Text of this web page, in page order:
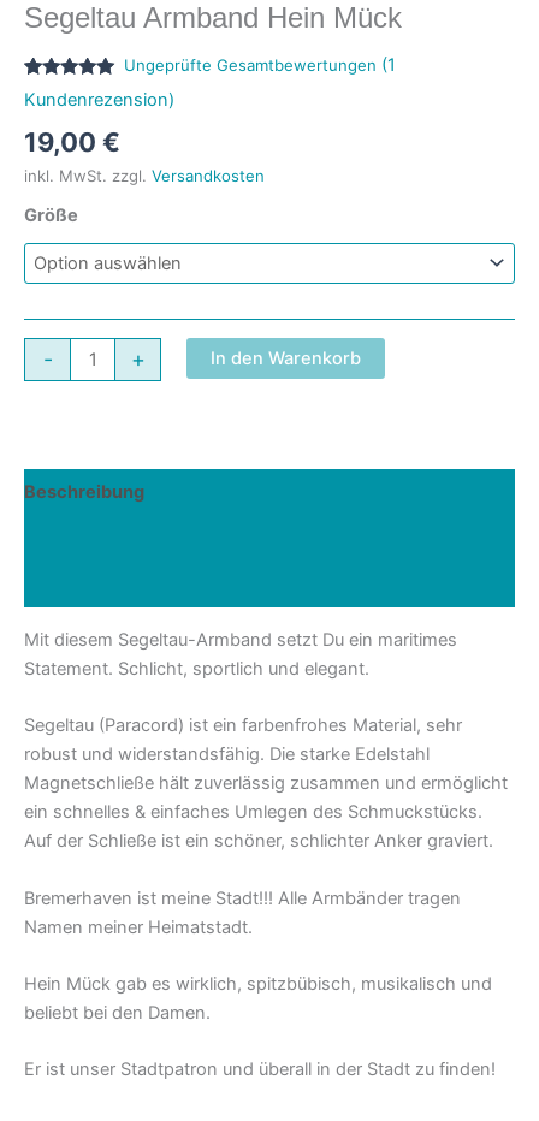
Segeltau Armband Hein Mück
Bewertet
mit 5.00
basierend
auf
1
Kundenbewertung
Ungeprüfte Gesamtbewertungen (1
Kundenrezension)
19,00 €
inkl. MwSt. zzgl. Versandkosten
Größe
-
Segeltau
Armband
Menge
+ In den Warenkorb
Beschreibung
Mit diesem Segeltau-Armband setzt Du ein maritimes
Statement. Schlicht, sportlich und elegant.
Segeltau (Paracord) ist ein farbenfrohes Material, sehr
robust und widerstandsfähig. Die starke Edelstahl
Magnetschließe hält zuverlässig zusammen und ermöglicht
ein schnelles & einfaches Umlegen des Schmuckstücks.
Auf der Schließe ist ein schöner, schlichter Anker graviert.
Bremerhaven ist meine Stadt!!! Alle Armbänder tragen
Namen meiner Heimatstadt.
Hein Mück gab es wirklich, spitzbübisch, musikalisch und
beliebt bei den Damen.
Er ist unser Stadtpatron und überall in der Stadt zu finden!